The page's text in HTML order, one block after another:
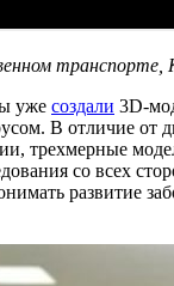
транспорте,
уже создали 3D-
В отличие от
трехмерные
со всех
развитие